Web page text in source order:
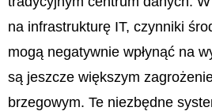
na infrastrukturę IT, czynniki
mogą negatywnie wpłynąć na
są jeszcze większym
brzegowym. Te niezbędne